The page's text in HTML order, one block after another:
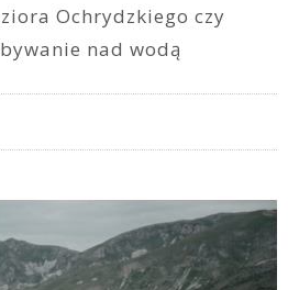
Ochrydzkiego czy
nad wodą